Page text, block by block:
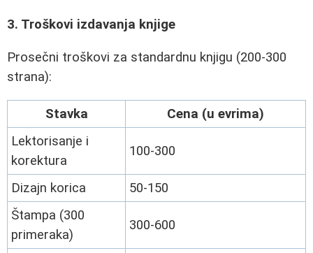
3. Troškovi izdavanja knjige
Prosečni troškovi za standardnu knjigu (200-300
strana):
Stavka
Cena (u evrima)
Lektorisanje i
korektura
100-300
Dizajn korica
50-150
Štampa (300
primeraka)
300-600